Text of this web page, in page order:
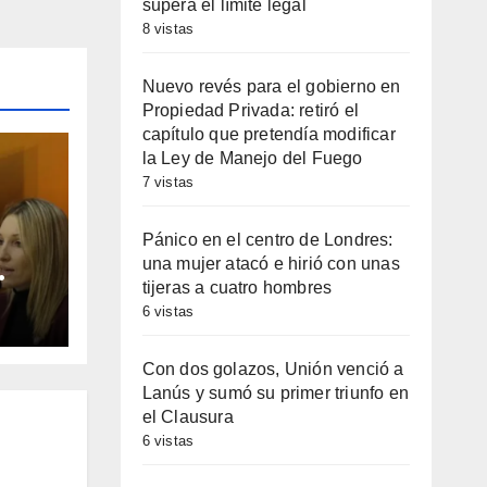
supera el límite legal
8 vistas
Nuevo revés para el gobierno en
Propiedad Privada: retiró el
capítulo que pretendía modificar
la Ley de Manejo del Fuego
7 vistas
Pánico en el centro de Londres:
una mujer atacó e hirió con unas
tijeras a cuatro hombres
6 vistas
Con dos golazos, Unión venció a
Lanús y sumó su primer triunfo en
el Clausura
6 vistas